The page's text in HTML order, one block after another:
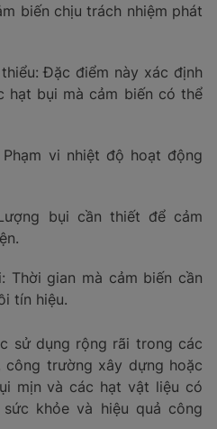
tự động, cảm biến vị trí
chính xác cánh tay robot,
bị cảm nhận vật thể, màu
cách phát ra tia sáng. Khi
sẽ gửi tín hiệu về trung tâm
ý:
ra (hồng ngoại, laser, LED).
cảm biến.